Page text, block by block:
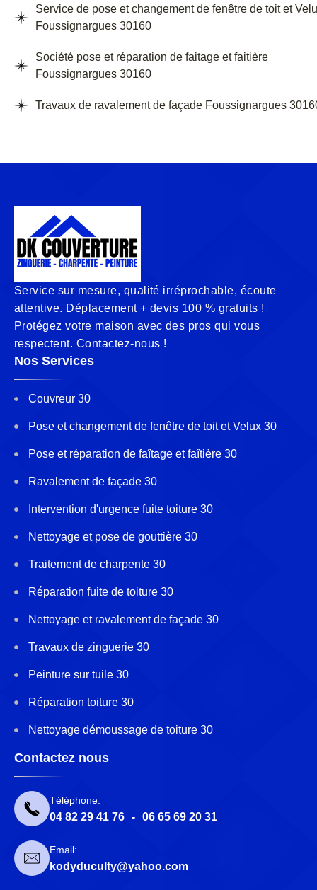
Service de pose et changement de fenêtre de toit et
Foussignargues 30160
Société pose et réparation de faitage et faitière
Foussignargues 30160
Travaux de ravalement de façade Foussignargues
Service sur mesure, qualité irréprochable, écoute
attentive. Déplacement + devis 100 % gratuits !
Protégez votre maison avec des pros qui vous
respectent. Contactez-nous !
Nos Services
Couvreur 30
Pose et changement de fenêtre de toit et Velux 30
Pose et réparation de faîtage et faîtière 30
Ravalement de façade 30
Intervention d'urgence fuite toiture 30
Nettoyage et pose de gouttière 30
Traitement de charpente 30
Réparation fuite de toiture 30
Nettoyage et ravalement de façade 30
Travaux de zinguerie 30
Peinture sur tuile 30
Réparation toiture 30
Nettoyage démoussage de toiture 30
Contactez nous
Téléphone:
04 82 29 41 76 - 06 65 69 20 31
Email:
kodyduculty@yahoo.com